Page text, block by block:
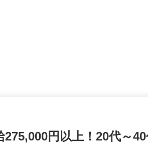
275,000円以上！20代～